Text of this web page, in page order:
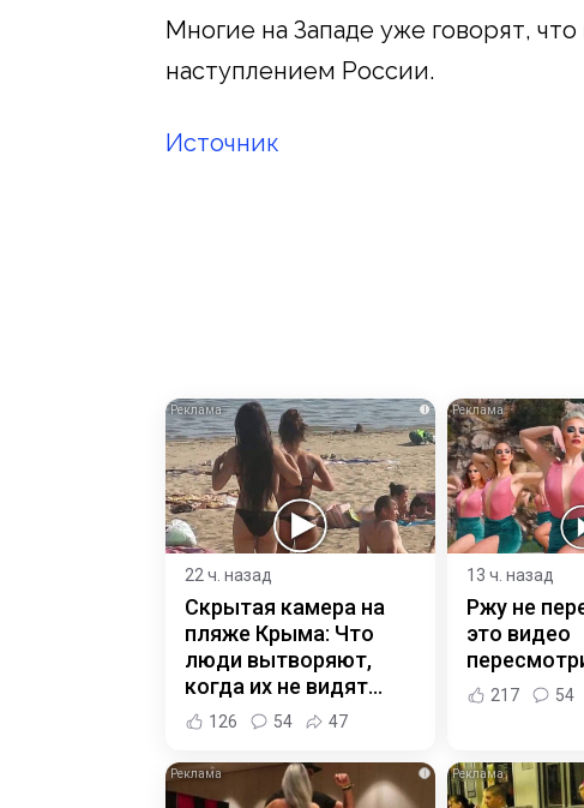
Многие на Западе уже говорят,
наступлением России.
Источник
i
22 ч. назад
Скрытая камера на
пляже Крыма: Что
люди вытворяют,
когда их не видят...
126 54 47
13 ч. назад
Ржу не
это видео
217 54
i